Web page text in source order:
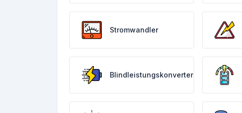
Stromwandler
Blindleistungskonverter